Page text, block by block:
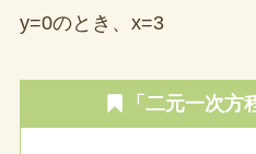
y=0のとき、x=3
「二元一次方